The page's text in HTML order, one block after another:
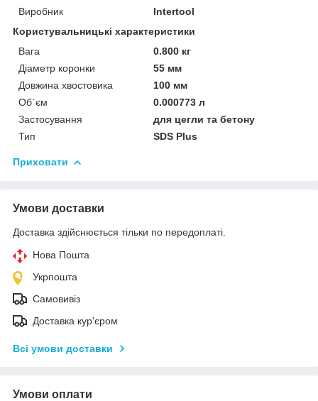
Виробник
Intertool
Користувальницькі характеристики
Вага
0.800 кг
Діаметр коронки
55 мм
Довжина хвостовика
100 мм
Об`єм
0.000773 л
Застосування
для цегли та бетону
Тип
SDS Plus
Приховати
Умови доставки
Доставка здійснюється тільки по передоплаті.
Нова Пошта
Укрпошта
Самовивіз
Доставка кур'єром
Всі умови доставки
Умови оплати